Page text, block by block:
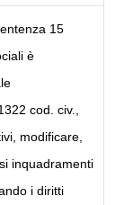
15
è
cod. civ.,
modificare,
inquadramenti
i diritti